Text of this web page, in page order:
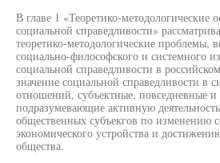
В главе 1 «Теоретико-методологические
социальной справедливости»
теоретико-методологические проблемы,
социально-философского и системного
социальной справедливости в
значение социальной справедливости в
отношений, субъектные, повседневные
подразумевающие активную
общественных субъекгов по изменению
экономического устройства и
общества.